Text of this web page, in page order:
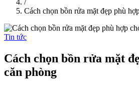
/
Cách chọn bồn rửa mặt đẹp phù
Tin tức
Cách chọn bồn rửa mặt
căn phòng